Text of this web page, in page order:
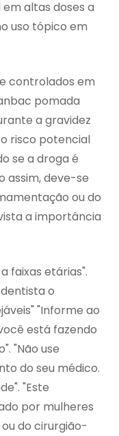
altas doses a
uso tópico em
controlados em
pomada
a gravidez
risco potencial
se a droga é
assim, deve-se
ou do
a importância
faixas etárias".
o
"Informe ao
está fazendo
"Não use
do seu médico.
"Este
por mulheres
do cirurgião-